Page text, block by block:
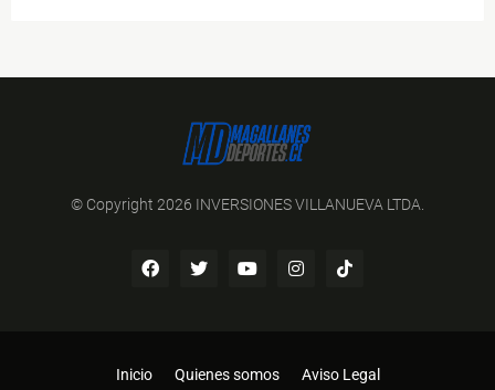
© Copyright 2026 INVERSIONES VILLANUEVA LTDA.
Inicio Quienes somos Aviso Legal